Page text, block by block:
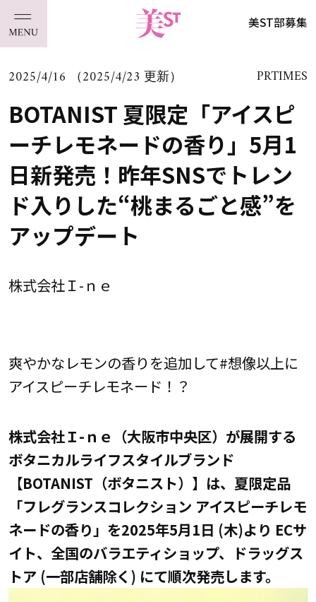
美ST部募集
2025/4/16 （2025/4/23 更新） PRTIMES
BOTANIST 夏限定「アイスピ
ーチレモネードの香り」5月1
日新発売！昨年SNSでトレン
ド入りした“桃まるごと感”を
アップデート
株式会社Ｉ-ｎｅ
爽やかなレモンの香りを追加して#想像以上に
アイスピーチレモネード！？
株式会社Ｉ-ｎｅ（大阪市中央区）が展開する
ボタニカルライフスタイルブランド
【BOTANIST（ボタニスト）】は、夏限定品
「フレグランスコレクション アイスピーチレモ
ネードの香り」を2025年5月1日 (木)より ECサ
イト、全国のバラエティショップ、ドラッグス
トア (一部店舗除く) にて順次発売します。